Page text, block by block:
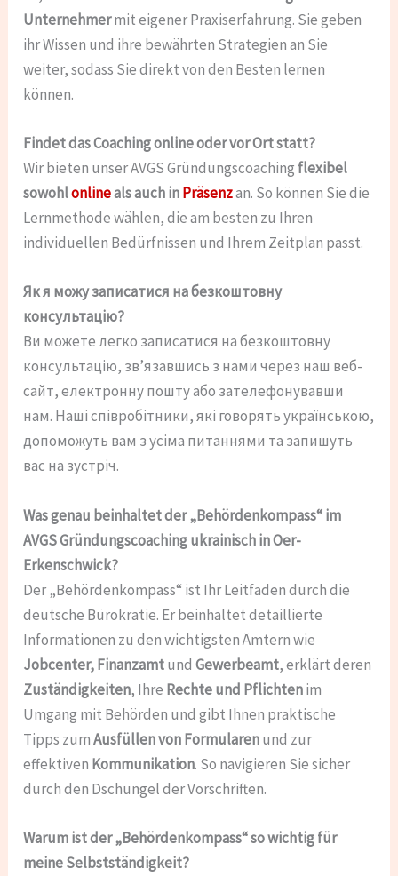
Unternehmermit eigener Praxiserfahrung. Sie geben
ihr Wissen und ihre bewährten Strategien an Sie
weiter, sodass Sie direkt von den Besten lernen
können.
Findet das Coaching online oder vor Ort statt?
Wir bieten unser AVGS Gründungscoaching flexibel
sowohlonlineals auch inPräsenzan. So können Sie die
Lernmethode wählen, die am besten zu Ihren
individuellen Bedürfnissen und Ihrem Zeitplan passt.
Як я можу записатися на безкоштовну
консультацію?
Ви можете легко записатися на безкоштовну
консультацію, зв’язавшись з нами через наш веб-
сайт, електронну пошту або зателефонувавши
нам. Наші співробітники, які говорять українською,
допоможуть вам з усіма питаннями та запишуть
вас на зустріч.
Was genau beinhaltet der „Behördenkompass“ im
AVGS Gründungscoaching ukrainisch in Oer-
Erkenschwick?
Der „Behördenkompass“ ist Ihr Leitfaden durch die
deutsche Bürokratie. Er beinhaltet detaillierte
Informationen zu den wichtigsten Ämtern wie
Jobcenter, FinanzamtundGewerbeamt, erklärt deren
Zuständigkeiten, Ihre Rechte und Pflichtenim
Umgang mit Behörden und gibt Ihnen praktische
Tipps zumAusfüllen von Formularenund zur
effektiven Kommunikation. So navigieren Sie sicher
durch den Dschungel der Vorschriften.
Warum ist der „Behördenkompass“ so wichtig für
meine Selbstständigkeit?